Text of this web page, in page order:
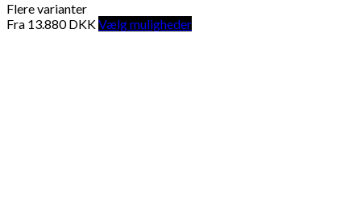
Flere varianter
Fra 13.880DKKVælg muligheder